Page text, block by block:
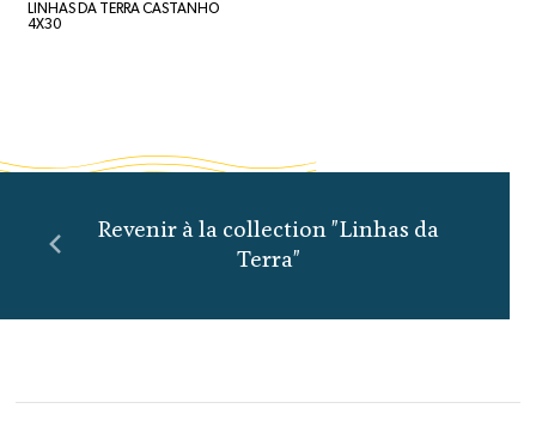
LINHAS DA TERRA CASTANHO
4X30
Revenir à la collection "Linhas da
Terra"